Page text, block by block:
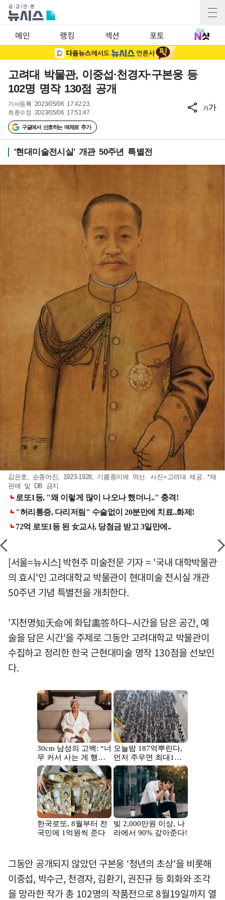
메인 랭킹 섹션 포토
고려대 박물관, 이중섭·천경자·구본웅 등
102명 명작 130점 공개
기사등록 2023/05/06 17:42:23
최종수정 2023/05/06 17:51:47
구글에서 선호하는 매체로 추가
가가
'현대미술전시실' 개관 50주년 특별전
김은호, 순종어진, 1923-1928, 기름종이에 먹선. 사진=고려대 제공. *재
판매 및 DB 금지
[서울=뉴시스] 박현주 미술전문 기자 = '국내 대학박물관
의 효시'인 고려대학교 박물관이 현대미술 전시실 개관
50주년 기념 특별전을 개최한다.
'지천명知天命에 화답畵答하다–시간을 담은 공간, 예
술을 담은 시간'을 주제로 그동안 고려대학교 박물관이
수집하고 정리한 한국 근현대미술 명작 130점을 선보인
다.
그동안 공개되지 않았던 구본웅 ‘청년의 초상'을 비롯해
이중섭, 박수근, 천경자, 김환기, 권진규 등 회화와 조각
을 망라한 작가 총 102명의 작품전으로 8월19일까지 열